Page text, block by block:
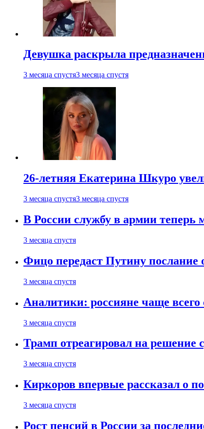
Девушка раскрыла
3 месяца спустя3 месяца спустя
26-летняя Екатерина Шкуро
3 месяца спустя3 месяца спустя
В России службу в армии теперь
3 месяца спустя
Фицо передаст Путину послание
3 месяца спустя
Аналитики: россияне чаще
3 месяца спустя
Трамп отреагировал на
3 месяца спустя
Киркоров впервые рассказал о
3 месяца спустя
Рост пенсий в России за